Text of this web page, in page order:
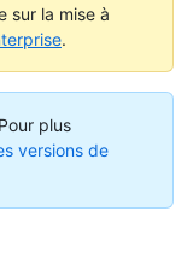
sur la mise à
.
Pour plus
versions de